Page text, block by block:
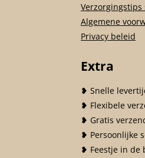
Verzorgingstips
Algemene
Privacy beleid
Extra
❥ Snelle
❥ Flexibele
❥ Gratis
❥ Persoonlijke
❥ Feestje in de